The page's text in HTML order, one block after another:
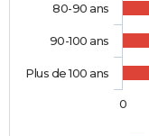
80-90 ans
90-100 ans
Plus de 100 ans
0